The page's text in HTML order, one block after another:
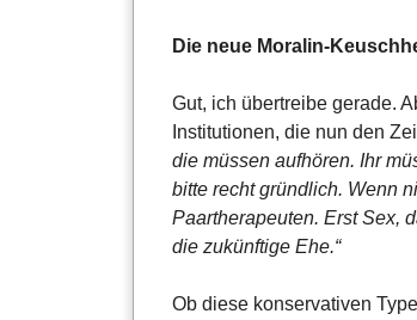
Die neue Moralin-
Gut, ich übertreibe gerade.
Institutionen, die nun den
die müssen aufhören. Ihr
bitte recht gründlich. Wenn
Paartherapeuten. Erst Sex,
die zukünftige Ehe.“
Ob diese konservativen